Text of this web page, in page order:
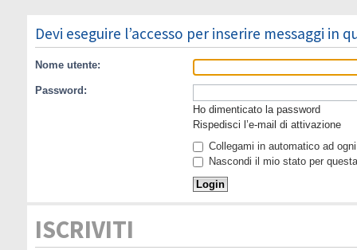
Devi eseguire l’accesso per inserire messaggi in
Nome utente:
Password:
Ho dimenticato la password
Rispedisci l’e-mail di attivazione
Collegami in automatico ad
Nascondi il mio stato per
ISCRIVITI